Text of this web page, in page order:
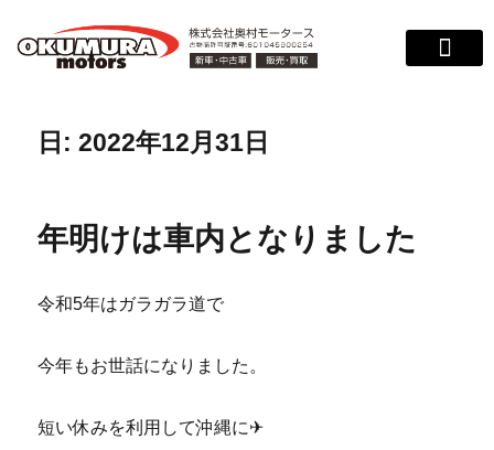
日:2022年12月31日
年明けは車内となりました
令和5年はガラガラ道で
今年もお世話になりました。
短い休みを利用して沖縄に✈